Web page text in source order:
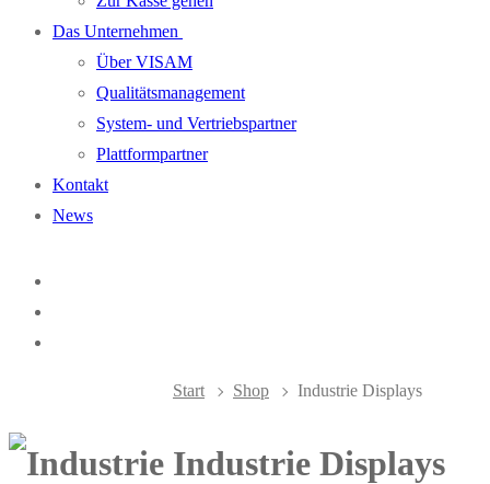
Das Unternehmen
Über VISAM
Qualitätsmanagement
System- und Vertriebspartner
Plattformpartner
Kontakt
News
Start Shop Industrie Displays
Industrie Displays